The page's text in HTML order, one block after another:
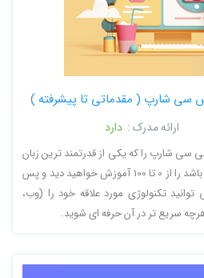
سی شارپ ( مقدماتی تا پیشرفته )
ارائه مدرک : دارد
سی شارپ را که یکی از قدرتمند ترین زبان
های برنامه نویسی شیء گرا می باشد را از 0 تا 100 آموزش خواهید دید و پس
تکنولوژی مورد علاقه خود را (وب،
سریع تر در آن حرفه ای شوید.